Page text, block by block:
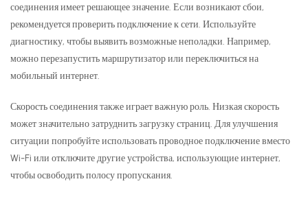
соединения имеет решающее значение. Если возникают сбои,
рекомендуется проверить подключение к сети. Используйте
диагностику, чтобы выявить возможные неполадки. Например,
можно перезапустить маршрутизатор или переключиться на
мобильный интернет.
Скорость соединения также играет важную роль. Низкая скорость
может значительно затруднить загрузку страниц. Для улучшения
ситуации попробуйте использовать проводное подключение вместо
Wi-Fi или отключите другие устройства, использующие интернет,
чтобы освободить полосу пропускания.